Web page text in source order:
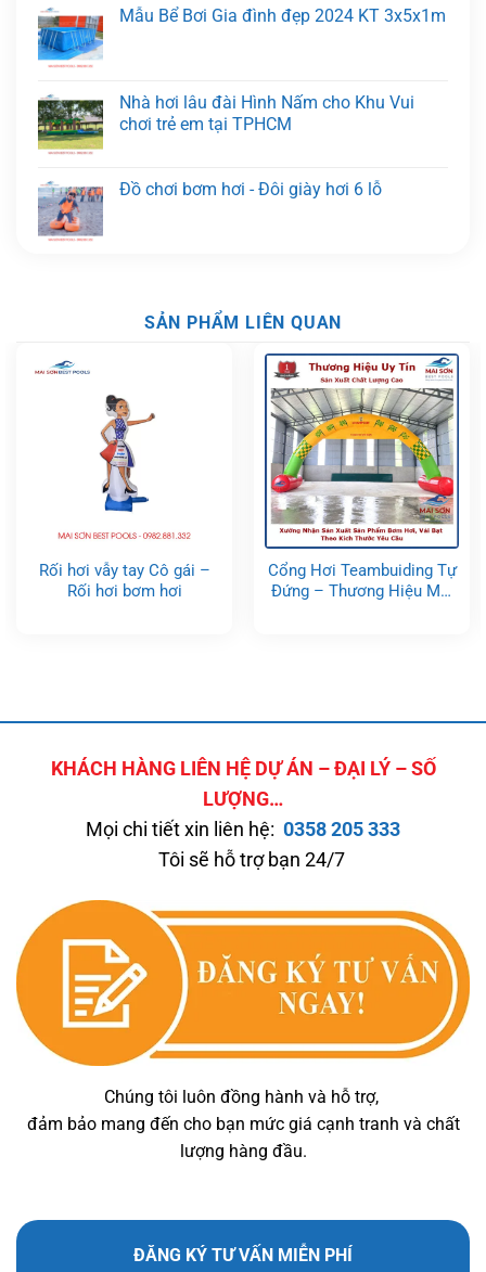
Mẫu Bể Bơi Gia đình đẹp 2024 KT 3x5x1m
Nhà hơi lâu đài Hình Nấm cho Khu Vui
chơi trẻ em tại TPHCM
Đồ chơi bơm hơi - Đôi giày hơi 6 lỗ
SẢN PHẨM LIÊN QUAN
Rối hơi vẫy tay Cô gái –
Rối hơi bơm hơi
Cổng Hơi Teambuiding Tự
Đứng – Thương Hiệu Mai
KHÁCH HÀNG LIÊN HỆ DỰ ÁN – ĐẠI LÝ – SỐ
LƯỢNG…
Mọi chi tiết xin liên hệ: 0358 205 333
Tôi sẽ hỗ trợ bạn 24/7
Chúng tôi luôn đồng hành và hỗ trợ,
đảm bảo mang đến cho bạn mức giá cạnh tranh và chất
lượng hàng đầu.
ĐĂNG KÝ TƯ VẤN MIỄN PHÍ